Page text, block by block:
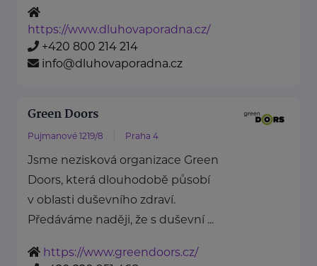
https://www.dluhovaporadna.cz/
+420 800 214 214
info@dluhovaporadna.cz
Green Doors
Pujmanové 1219/8 Praha 4
Jsme nezisková organizace Green
Doors, která dlouhodobě působí
v oblasti duševního zdraví.
Předáváme naději, že s duševní ...
https://www.greendoors.cz/